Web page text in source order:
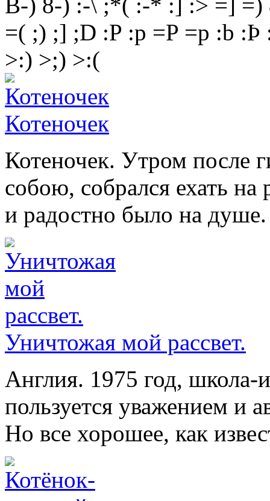
=( ;) ;] ;D :P :p =P =p :b :Þ
>:) >;) >:(
Котеночек
Котеночек. Утром после
собою, собрался ехать на
и радостно было на
Уничтожая мой рассвет.
Англия. 1975 год, школа-
пользуется уважением и
Но все хорошее, как